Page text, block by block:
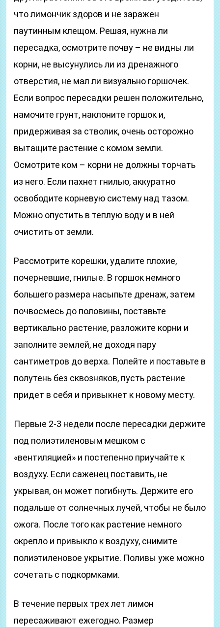
что лимончик здоров и не заражен
паутинным клещом. Решая, нужна ли
пересадка, осмотрите почву – не видны ли
корни, не высунулись ли из дренажного
отверстия, не мал ли визуально горшочек.
Если вопрос пересадки решен положительно,
намочите грунт, наклоните горшок и,
придерживая за стволик, очень осторожно
вытащите растение с комом земли.
Осмотрите ком – корни не должны торчать
из него. Если пахнет гнилью, аккуратно
освободите корневую систему над тазом.
Можно опустить в теплую воду и в ней
очистить от земли.
Рассмотрите корешки, удалите плохие,
почерневшие, гнилые. В горшок немного
большего размера насыпьте дренаж, затем
почвосмесь до половины, поставьте
вертикально растение, разложите корни и
заполните землей, не доходя пару
сантиметров до верха. Полейте и поставьте в
полутень без сквозняков, пусть растение
придет в себя и привыкнет к новому месту.
Первые 2-3 недели после пересадки держите
под полиэтиленовым мешком с
«вентиляцией» и постепенно приучайте к
воздуху. Если саженец поставить, не
укрывая, он может погибнуть. Держите его
подальше от солнечных лучей, чтобы не было
ожога. После того как растение немного
окрепло и привыкло к воздуху, снимите
полиэтиленовое укрытие. Поливы уже можно
сочетать с подкормками.
В течение первых трех лет лимон
пересаживают ежегодно. Размер